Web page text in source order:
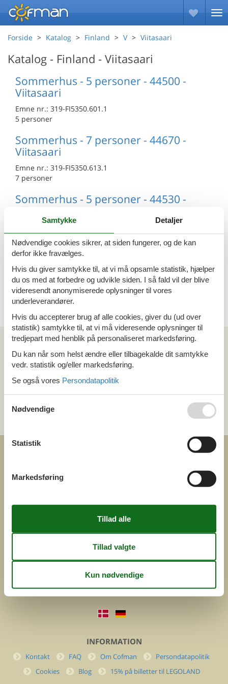
Forside Katalog Finland V Viitasaari
Katalog - Finland - Viitasaari
Sommerhus - 5 personer - 44500 -
Viitasaari
Emne nr.: 319-FI5350.601.1
5 personer
Sommerhus - 7 personer - 44670 -
Viitasaari
Emne nr.: 319-FI5350.613.1
7 personer
Sommerhus - 5 personer - 44530 -
Viitasaari
319-FI5350.614.1
5 personer
Sommerhus - 4 personer - 44580 -
Viitasaari
Emne nr.:319-FI5350.612.1
4 personer
Kan vi hjælpe?
Ring (+45) 7877 0427
Man. - fre. 10.00-16.00
Feline Holidays A/S
DK-7400 Herning
Danmark
Cofman.com
(+45) 7877 0427
info@cofman.com
INFORMATION
Kontakt FAQ Om Cofman
Persondatapolitik
Cookies
Blog 15% på billetter til LEGOLAND
Samtykke Detaljer
Nødvendige cookies sikrer, at siden fungerer, og de kan
derfor ikke fravælges.
Hvis du giver samtykke til, at vi må opsamle statistik, hjælper
du os med at forbedre og udvikle siden. I så fald vil der blive
videresendt anonymiserede oplysninger til vores
underleverandører.
Hvis du accepterer brug af alle cookies, giver du (ud over
statistik) samtykke til, at vi må videresende oplysninger til
tredjepart med henblik på personaliseret markedsføring.
Du kan når som helst ændre eller tilbagekalde dit samtykke
vedr. statistik og/eller markedsføring.
Se også vores Persondatapolitik
Nødvendige
Statistik
Markedsføring